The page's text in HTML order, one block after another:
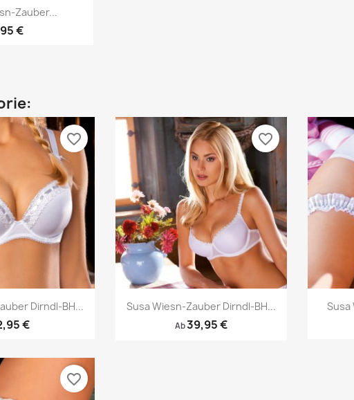
Zauber...
€
Dirndl-BH...
€
favorite_border
Vorschau
Susa Wiesn-Zauber Dirndl-BH...
Ab39,95 €
favorite_border
Susa
favorite_border